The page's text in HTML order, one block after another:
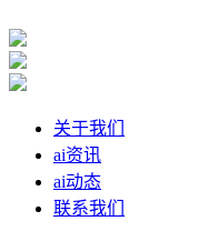
关于我们
ai资讯
ai动态
联系我们